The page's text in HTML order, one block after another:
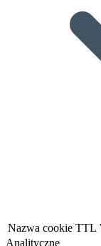
Nazwa cookie TTL
Analityczne